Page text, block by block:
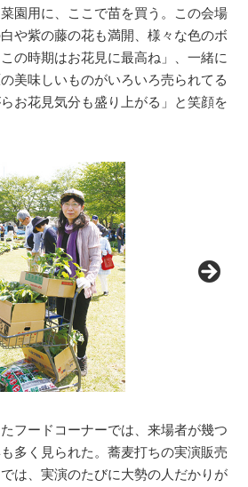
園用に、ここで苗を買う。この会場
や紫の藤の花も満開、様々な色のボ
の時期はお花見に最高ね」、一緒に
美味しいものがいろいろ売られてる
お花見気分も盛り上がる」と笑顔を
フードコーナーでは、来場者が幾つ
多く見られた。蕎麦打ちの実演販売
は、実演のたびに大勢の人だかりが